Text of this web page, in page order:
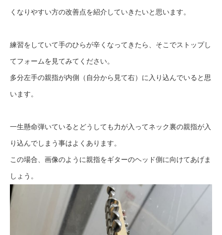
くなりやすい方の改善点を紹介していきたいと思います。
練習をしていて手のひらが辛くなってきたら、そこでストップし
てフォームを見てみてください。
多分左手の親指が内側（自分から見て右）に入り込んでいると思
います。
一生懸命弾いているとどうしても力が入ってネック裏の親指が入
り込んでしまう事はよくあります。
この場合、画像のように親指をギターのヘッド側に向けてあげま
しょう。